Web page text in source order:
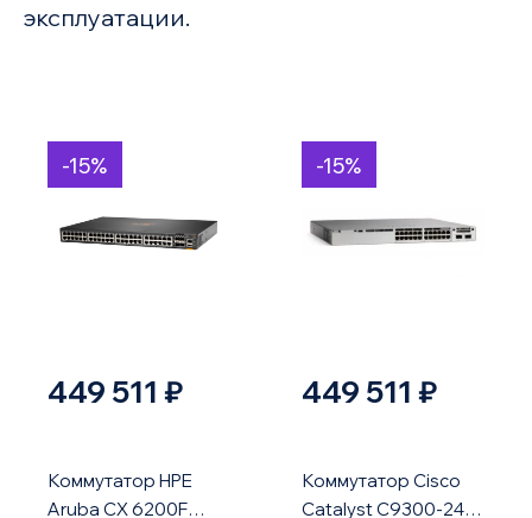
эксплуатации.
-15%
449 511 ₽
Коммутатор HPE
Aruba CX 6200F
-15%
449 511 ₽
Коммутатор Cisco
Catalyst C9300-24T-